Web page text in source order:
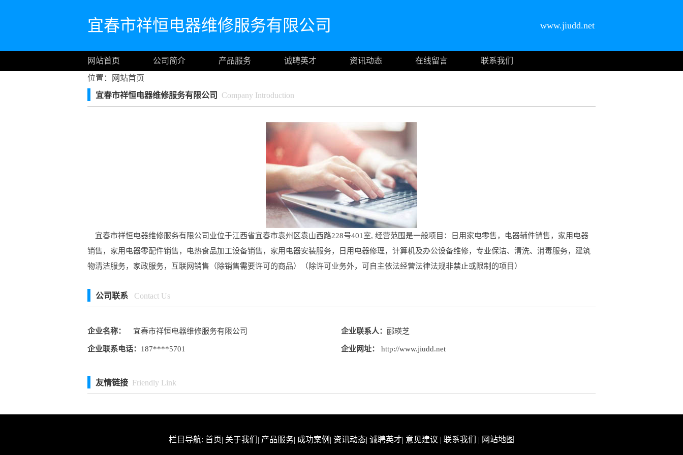
宜春市祥恒电器维修服务有限公司 www.jiudd.net
网站首页 公司简介 产品服务 诚聘英才 资讯动态 在线留言
联系我们
位置：
网站首页
宜春市祥恒电器维修服务有限公司
Company Introduction
宜春市祥恒电器维修服务有限公司业位于江西省宜春市袁州区袁山西路228号401室, 经营范围是一般项目：日用家电零售，电器辅件销售，家用电器
销售，家用电器零配件销售，电热食品加工设备销售，家用电器安装服务，日用电器修理，计算机及办公设备维修，专业保洁、清洗、消毒服务，建筑
物清洁服务，家政服务，互联网销售（除销售需要许可的商品）（除许可业务外，可自主依法经营法律法规非禁止或限制的项目）
公司联系 Contact Us
企业名称： 宜春市祥恒电器维修服务有限公司 企业联系人： 郦瑛芝
企业联系电话： 187****5701 企业网址： http://www.jiudd.net
友情链接 Friendly Link
栏目导航: 首页| 关于我们 | 产品服务| 成功案例 | 资讯动态| 诚聘英才| 意见建议 | 联系我们 | 网站地图